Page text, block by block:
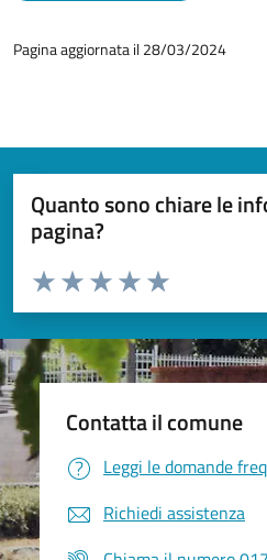
Pagina aggiornata il 28/03/2024
Quanto sono chiare le
pagina?
Valuta da 1 a 5 stelle la pagina
Valuta 5 stelle
Valuta 4 stelle su 5
Valuta 3 stelle su 5
Valuta 2 stelle su 5
Valuta 1 stelle su 5
Contatta il comune
Leggi le domande
Richiedi assistenza